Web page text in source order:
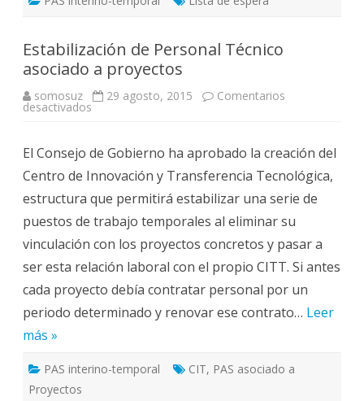
Estabilización de Personal Técnico
asociado a proyectos
somosuz 29 agosto, 2015 Comentarios
desactivadosen
Técnico
asociado
a
proyectos
El Consejo de Gobierno ha aprobado la creación del
Centro de Innovación y Transferencia Tecnológica,
estructura que permitirá estabilizar una serie de
puestos de trabajo temporales al eliminar su
vinculación con los proyectos concretos y pasar a
ser esta relación laboral con el propio CITT. Si antes
cada proyecto debía contratar personal por un
periodo determinado y renovar ese contrato… Leer
más »
PAS interino-temporal CIT, PAS asociado a
Proyectos